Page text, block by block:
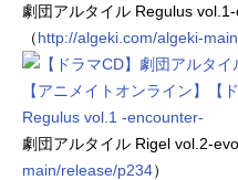
劇団アルタイル Regulus
（http://algeki.com/algeki-
【アニメイトオンライン】【
Regulus vol.1 -encounter-
劇団アルタイル Rigel vol.2-
main/release/p234）